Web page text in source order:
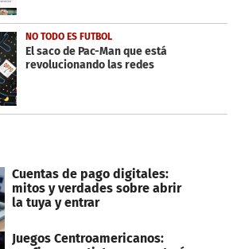
NO TODO ES FUTBOL
El saco de Pac-Man que está
revolucionando las redes
Cuentas de pago digitales:
mitos y verdades sobre abrir
la tuya y entrar
Juegos Centroamericanos: